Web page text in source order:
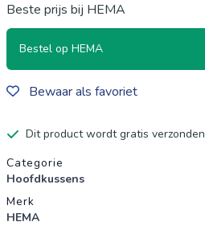
Beste prijs bij HEMA
Bestel op HEMA
Bewaar als favoriet
Dit product wordt gratis verzonden
Productgegevens
Categorie
Hoofdkussens
Merk
HEMA